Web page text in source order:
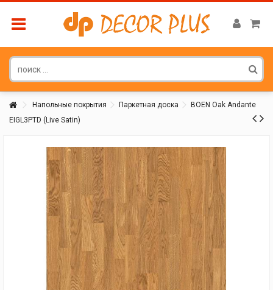
Напольные покрытия Паркетная доска
BOEN Oak Andante
EIGL3PTD (Live Satin)